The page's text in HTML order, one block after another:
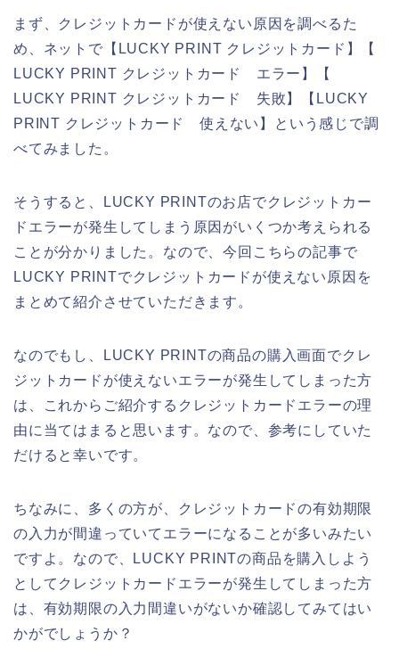
まず、クレジットカードが使えない原因を調べるた
め、ネットで【LUCKY PRINT クレジットカード】【
LUCKY PRINT クレジットカード エラー】【
LUCKY PRINT クレジットカード 失敗】【LUCKY
PRINT クレジットカード 使えない】という感じで調
べてみました。
そうすると、LUCKY PRINTのお店でクレジットカー
ドエラーが発生してしまう原因がいくつか考えられる
ことが分かりました。なので、今回こちらの記事で
LUCKY PRINTでクレジットカードが使えない原因を
まとめて紹介させていただきます。
なのでもし、LUCKY PRINTの商品の購入画面でクレ
ジットカードが使えないエラーが発生してしまった方
は、これからご紹介するクレジットカードエラーの理
由に当てはまると思います。なので、参考にしていた
だけると幸いです。
ちなみに、多くの方が、クレジットカードの有効期限
の入力が間違っていてエラーになることが多いみたい
ですよ。なので、LUCKY PRINTの商品を購入しよう
としてクレジットカードエラーが発生してしまった方
は、有効期限の入力間違いがないか確認してみてはい
かがでしょうか？